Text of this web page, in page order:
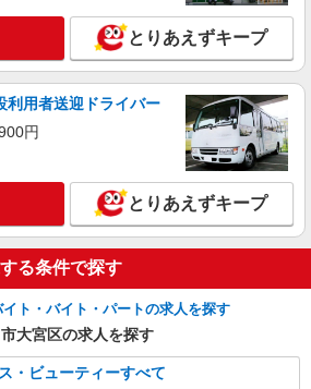
とりあえずキープ
利用者送迎ドライバー
円
とりあえずキープ
る条件で探す
ト・バイト・パートの求人を探す
大宮区の求人を探す
・ビューティーすべて